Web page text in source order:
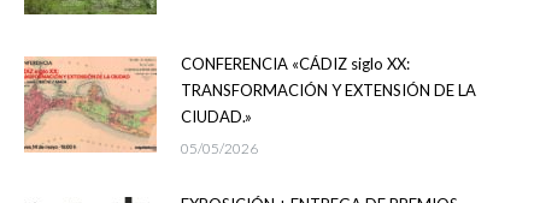
CONFERENCIA «CÁDIZ siglo XX:
TRANSFORMACIÓN Y EXTENSIÓN DE LA
CIUDAD.»
05/05/2026